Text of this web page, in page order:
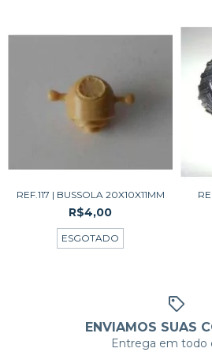
REF.117 | BUSSOLA 20X10X11MM
R$4,00
ESGOTADO
ENVIAMOS SUAS
Entrega em todo